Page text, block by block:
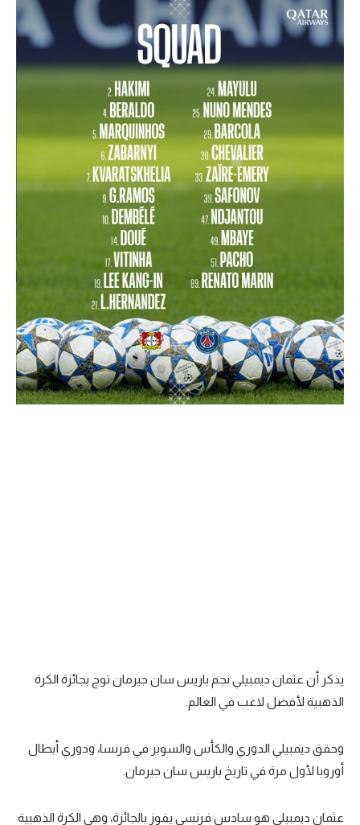
Gamers
ميركاتو
تحقيق في الجول
تقرير في الجول
تحليل في الجول
حكايات في الجول
يذكر أن عثمان ديمبيلي نجم باريس سان جيرمان توج بجائزة الكرة
الذهبية لأفضل لاعب في العالم.
وحقق ديمبيلي الدوري والكأس والسوبر في فرنسا، ودوري أبطال
أوروبا لأول مرة في تاريخ باريس سان جيرمان.
عثمان ديمبيلي هو سادس فرنسي يفوز بالجائزة، وهي الكرة الذهبية